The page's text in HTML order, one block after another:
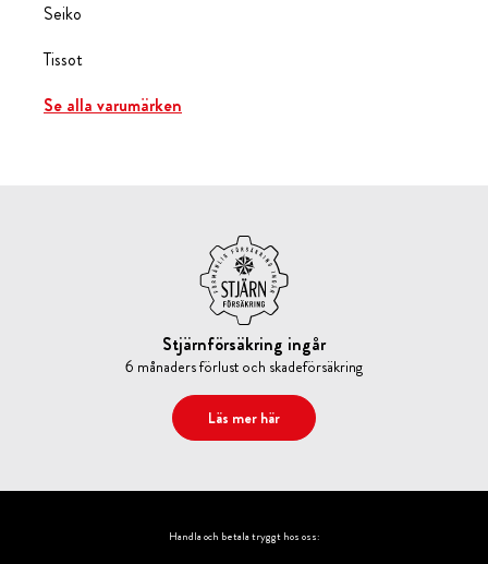
Seiko
Tissot
Se alla varumärken
Stjärnförsäkring ingår
6 månaders förlust och skadeförsäkring
Läs mer här
Handla och betala tryggt hos oss: